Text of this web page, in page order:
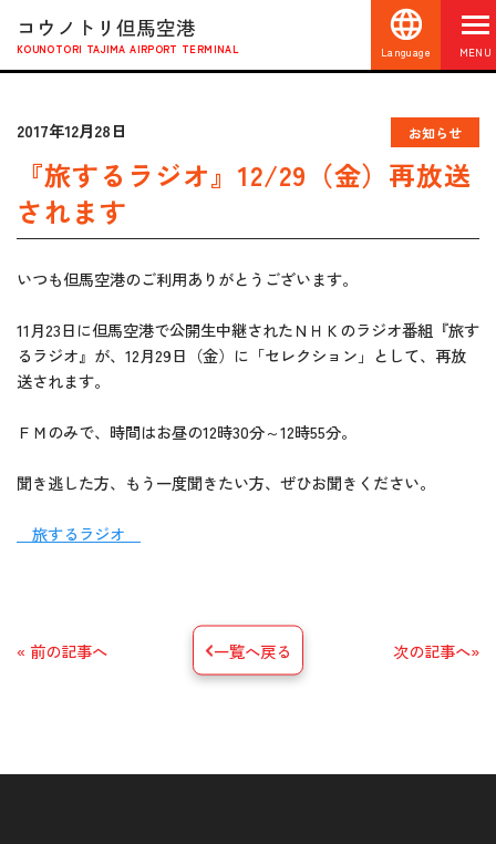
コウノトリ但馬空港
KOUNOTORI TAJIMA AIRPORT TERMINAL Language MENU
2017年12月28日 お知らせ
『旅するラジオ』12/29（金）再放送
されます
いつも但馬空港のご利用ありがとうございます。
11月23日に但馬空港で公開生中継されたＮＨＫのラジオ番組『旅す
るラジオ』が、12月29日（金）に「セレクション」として、再放
送されます。
ＦＭのみで、時間はお昼の12時30分～12時55分。
聞き逃した方、もう一度聞きたい方、ぜひお聞きください。
旅するラジオ
« 前の記事へ 一覧へ戻る 次の記事へ»